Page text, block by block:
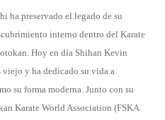
ha preservado el legado de su
interno dentro del Karate
Hoy en día Shihan Kevin
y ha dedicado su vida a
su forma moderna. Junto con su
Karate World Association (FSKA